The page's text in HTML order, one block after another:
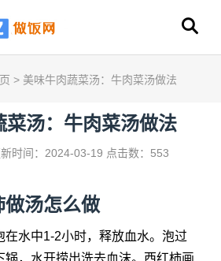
> 美味牛肉蔬菜汤：牛肉菜汤做法
菜汤：牛肉菜汤做法
时间：2024-03-19 点击数：553
做汤怎么做
在水中1-2小时，释放血水。泡过
锅，水开捞出洗去血沫。西红柿画